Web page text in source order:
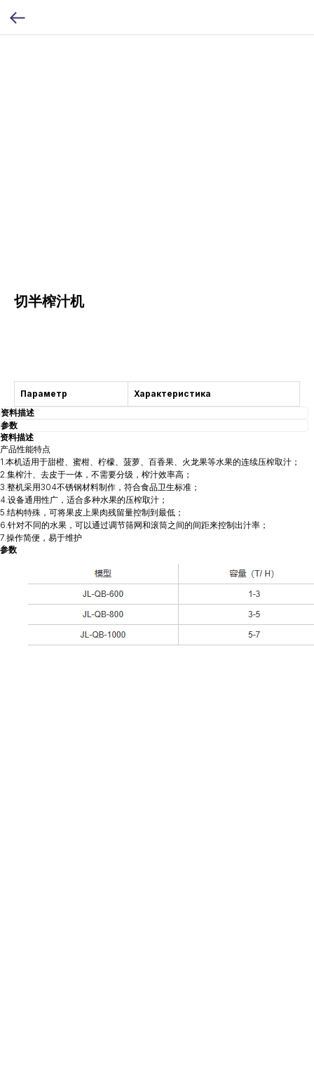
切半榨汁机
Параметр
Характеристика
资料描述
参数
资料描述
产品性能特点
1.本机适用于甜橙、蜜柑、柠檬、菠萝、百香果、火龙果等水果的连续压榨取汁；
2.集榨汁、去皮于一体，不需要分级，榨汁效率高；
3.整机采用304不锈钢材料制作，符合食品卫生标准；
4.设备通用性广，适合多种水果的压榨取汁；
5.结构特殊，可将果皮上果肉残留量控制到最低；
6.针对不同的水果，可以通过调节筛网和滚筒之间的间距来控制出汁率；
7.操作简便，易于维护
参数